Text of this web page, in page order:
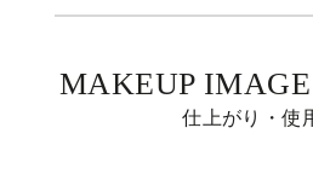
MAKEUP
仕上がり・使